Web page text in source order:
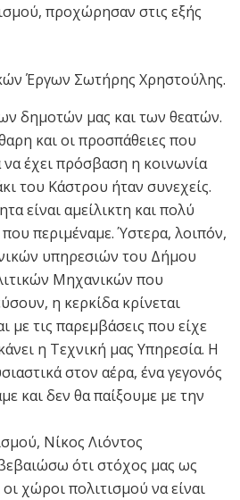
προχώρησαν στις εξής
Έργων Σωτήρης Χρηστούλης.
δημοτών μας και των θεατών.
και οι προσπάθειες που
έχει πρόσβαση η κοινωνία
του Κάστρου ήταν συνεχείς.
είναι αμείλικτη και πολύ
περιμέναμε. Ύστερα, λοιπόν,
υπηρεσιών του Δήμου
Μηχανικών που
η κερκίδα κρίνεται
με τις παρεμβάσεις που είχε
η Τεχνική μας Υπηρεσία. Η
στον αέρα, ένα γεγονός
και δεν θα παίξουμε με την
Νίκος Λιόντος
ότι στόχος μας ως
χώροι πολιτισμού να είναι